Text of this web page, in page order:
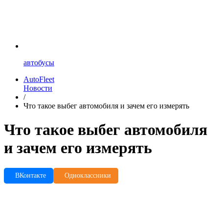
автобусы
AutoFleet
Новости
/
Что такое выбег автомобиля и зачем его измерять
Что такое выбег автомобиля
и зачем его измерять
ВКонтакте Одноклассники